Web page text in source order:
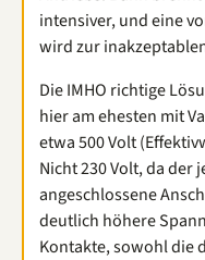
intensiver, und eine
wird zur
Die IMHO richtige
hier am ehesten mit
etwa 500 Volt
Nicht 230 Volt, da der
angeschlossene
deutlich höhere
Kontakte, sowohl die